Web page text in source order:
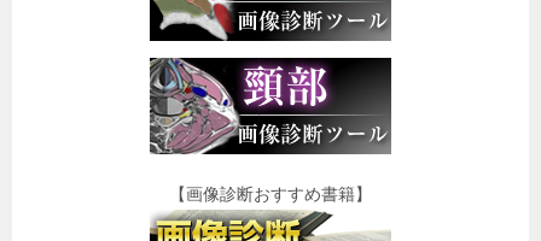
【画像診断おすすめ書籍】